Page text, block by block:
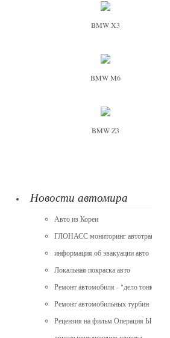
BMW X3
BMW M6
BMW Z3
Новости автомира
Авто из Кореи
ГЛОНАСС мониторинг автотранспорта
информация об эвакуации авто
Локальная покраска авто
Ремонт автомобиля - "дело тонкое"
Ремонт автомобильных турбин
Рецензия на фильм Операция Ы или